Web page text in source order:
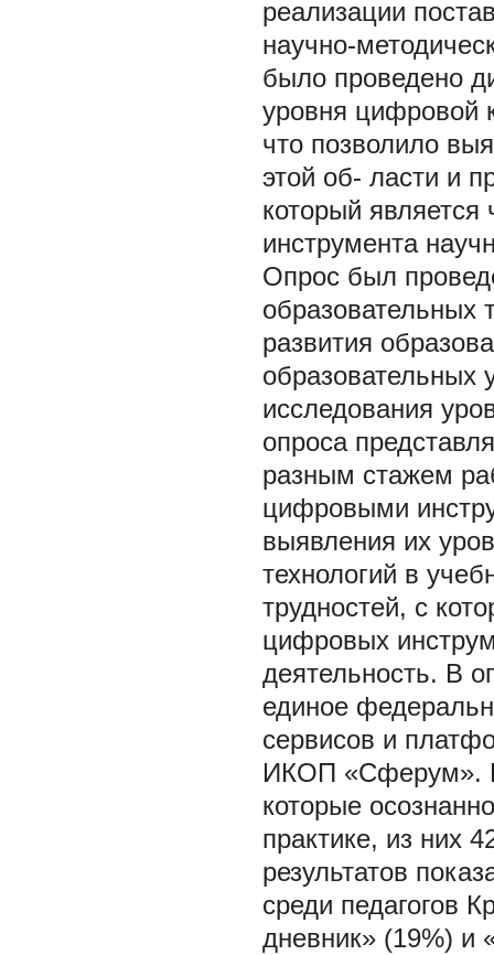
реализации
научно-
было проведено
уровня цифровой
что позволило
этой об- ласти и
который
инструмента
Опрос был
образовательных
развития
образовательных
исследования
опроса
разным стажем
цифровыми
выявления их
технологий в
трудностей, с
цифровых
деятельность. В
единое
сервисов и
ИКОП «Сферум».
которые
практике, из них
результатов
среди педагогов
дневник» (19%) и